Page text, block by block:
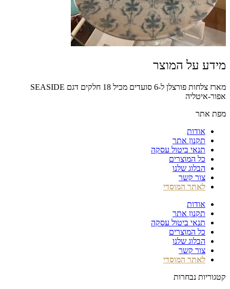
מידע על המוצר
מארז צלחות פורצלן ל-6 סועדים מכיל 18 חלקים דגם SEASIDE
אפור-איטליה
מפת אתר
אודות
תקנון אתר
תנאי ביטול עסקה
כל המוצרים
הבלוג שלנו
צור קשר
לאתר המוסדי
אודות
תקנון אתר
תנאי ביטול עסקה
כל המוצרים
הבלוג שלנו
צור קשר
לאתר המוסדי
קטגוריות נבחרות